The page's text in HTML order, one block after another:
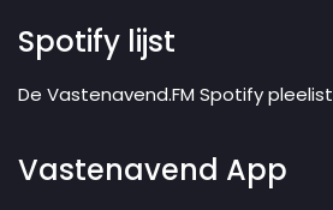
Spotify lijst
De Vastenavend.FM Spotify pleelist
Vastenavend App